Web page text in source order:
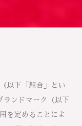
以下「組合」とい
ランドマーク（以下
を定めることによ